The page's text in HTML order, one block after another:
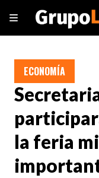
la feria
ECONOMÍA